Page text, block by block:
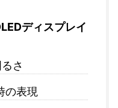
ディスプレイ
さ
の表現